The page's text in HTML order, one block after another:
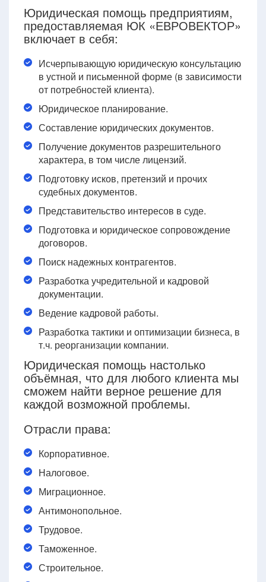
Юридическая помощь предприятиям,
предоставляемая ЮК «ЕВРОВЕКТОР»
включает в себя:
Исчерпывающую юридическую консультацию
в устной и письменной форме (в зависимости
от потребностей клиента).
Юридическое планирование.
Составление юридических документов.
Получение документов разрешительного
характера, в том числе лицензий.
Подготовку исков, претензий и прочих
судебных документов.
Представительство интересов в суде.
Подготовка и юридическое сопровождение
договоров.
Поиск надежных контрагентов.
Разработка учредительной и кадровой
документации.
Ведение кадровой работы.
Разработка тактики и оптимизации бизнеса, в
т.ч. реорганизации компании.
Юридическая помощь настолько
объёмная, что для любого клиента мы
сможем найти верное решение для
каждой возможной проблемы.
Отрасли права:
Корпоративное.
Налоговое.
Миграционное.
Антимонопольное.
Трудовое.
Таможенное.
Строительное.